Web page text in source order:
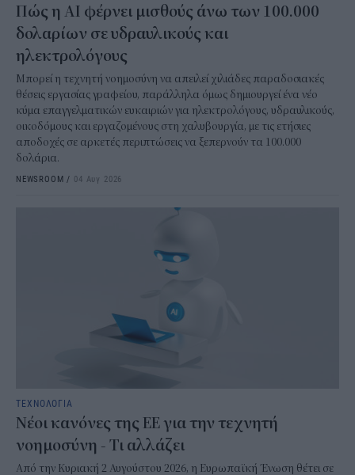
Πώς η AI φέρνει μισθούς άνω των 100.000
δολαρίων σε υδραυλικούς και
ηλεκτρολόγους
Μπορεί η τεχνητή νοημοσύνη να απειλεί χιλιάδες παραδοσιακές
θέσεις εργασίας γραφείου, παράλληλα όμως δημιουργεί ένα νέο
κύμα επαγγελματικών ευκαιριών για ηλεκτρολόγους, υδραυλικούς,
οικοδόμους και εργαζομένους στη χαλυβουργία, με τις ετήσιες
αποδοχές σε αρκετές περιπτώσεις να ξεπερνούν τα 100.000
δολάρια.
NEWSROOM / 04 Αυγ 2026
ΤΕΧΝΟΛΟΓΙΑ
Νέοι κανόνες της ΕΕ για την τεχνητή
νοημοσύνη - Τι αλλάζει
Από την Κυριακή 2 Αυγούστου 2026, η Ευρωπαϊκή Ένωση θέτει σε